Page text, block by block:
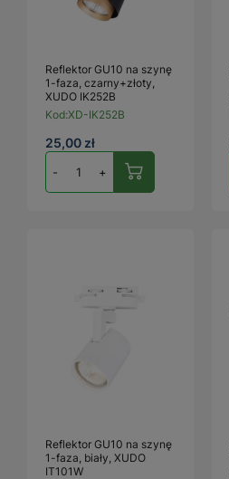
Reflektor GU10 na szynę
1-faza, czarny+złoty,
XUDO IK252B
Kod:XD-IK252B
25,00 zł
- +
Reflektor GU10 na szynę
1-faza, biały, XUDO
IT101W